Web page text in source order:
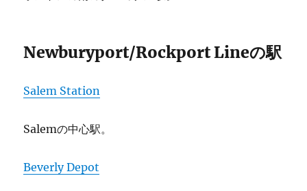
Newburyport/Rockport Lineの駅
Salem Station
Salemの中心駅。
Beverly Depot